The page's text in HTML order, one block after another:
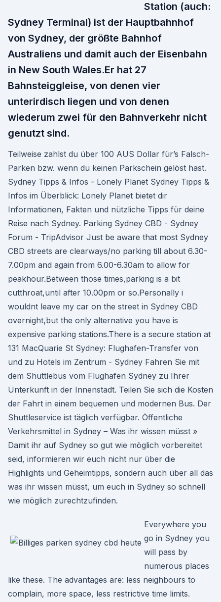
Station (auch:
Sydney Terminal) ist der Hauptbahnhof
von Sydney, der größte Bahnhof
Australiens und damit auch der Eisenbahn
in New South Wales.Er hat 27
Bahnsteiggleise, von denen vier
unterirdisch liegen und von denen
wiederum zwei für den Bahnverkehr nicht
genutzt sind.
Teilweise zahlst du über 100 AUS Dollar für’s Falsch-
Parken bzw. wenn du keinen Parkschein gelöst hast.
Sydney Tipps & Infos - Lonely Planet Sydney Tipps &
Infos im Überblick: Lonely Planet bietet dir
Informationen, Fakten und nützliche Tipps für deine
Reise nach Sydney. Parking Sydney CBD - Sydney
Forum - TripAdvisor Just be aware that most Sydney
CBD streets are clearways/no parking till about 6.30-
7.00pm and again from 6.00-6.30am to allow for
peakhour.Between those times,parking is a bit
cutthroat,until after 10.00pm or so.Personally i
wouldnt leave my car on the street in Sydney CBD
overnight,but the only alternative you have is
expensive parking stations.There is a secure station at
131 MacQuarie St Sydney: Flughafen-Transfer von
und zu Hotels im Zentrum - Sydney Fahren Sie mit
dem Shuttlebus vom Flughafen Sydney zu Ihrer
Unterkunft in der Innenstadt. Teilen Sie sich die Kosten
der Fahrt in einem bequemen und modernen Bus. Der
Shuttleservice ist täglich verfügbar. Öffentliche
Verkehrsmittel in Sydney – Was ihr wissen müsst »
Damit ihr auf Sydney so gut wie möglich vorbereitet
seid, informieren wir euch nicht nur über die
Highlights und Geheimtipps, sondern auch über all das
was ihr wissen müsst, um euch in Sydney so schnell
wie möglich zurechtzufinden.
Everywhere you
go in Sydney you
will pass by
numerous places
like these. The advantages are: less neighbours to
complain, more space, less restrictive time limits.